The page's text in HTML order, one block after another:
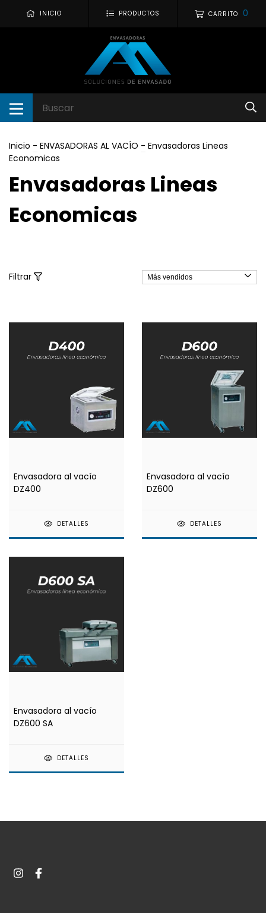
INICIO PRODUCTOS CARRITO 0
Inicio - ENVASADORAS AL VACÍO - Envasadoras Lineas
Economicas
Envasadoras Lineas
Economicas
Filtrar
Envasadora al vacío
DZ400
DETALLES
Envasadora al vacío
DZ600
DETALLES
Envasadora al vacío
DZ600 SA
DETALLES